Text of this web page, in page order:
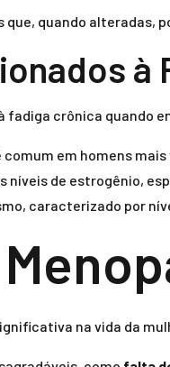
quando alteradas,
à
fadiga crônica quando
em homens
níveis de estrogênio,
caracterizado por
na vida da